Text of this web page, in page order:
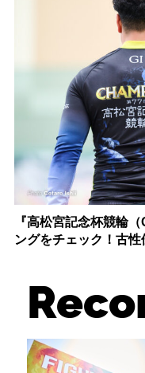
『高松宮記念杯競輪
ングをチェック！古